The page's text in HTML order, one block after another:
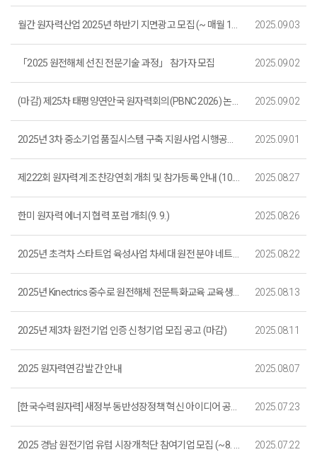
월간 원자력산업 2025년 하반기 지면광고 모집 (~ 매월 10일) 2025.09.03
「2025 원전해체 선진 전문기술 과정」 참가자 모집 2025.09.02
(마감) 제25차 태평양연안국 원자력회의(PBNC 2026) 논문모집 안내 2025.09.02
2025년 3차 중소기업 품질시스템 구축 지원사업 시행공고 (마감) 2025.09.01
제222회 원자력계 조찬강연회 개최 및 참가등록 안내 (10.17. 개최) 2025.08.27
한미 원자력 에너지 협력 포럼 개최(9. 9.) 2025.08.26
2025년 초격차 스타트업 육성사업 차세대 원전 분야 네트워킹 행사 개최 안내 (접수 마감) 2025.08.22
2025년 Kinectrics 중수로 원전해체 전문특화교육 교육생 모집(~8. 28.까지, 마감) 2025.08.13
2025년 제3차 원전기업 인증 신청기업 모집 공고 (마감) 2025.08.11
2025 원자력연감 발간 안내 2025.08.07
[한국수력원자력] 새정부 동반성장정책 혁신 아이디어 공모전 개최(마감) 2025.07.23
2025 경남 원전기업 유럽 시장개척단 참여기업 모집 (~8. 4.까지)_마감 2025.07.22